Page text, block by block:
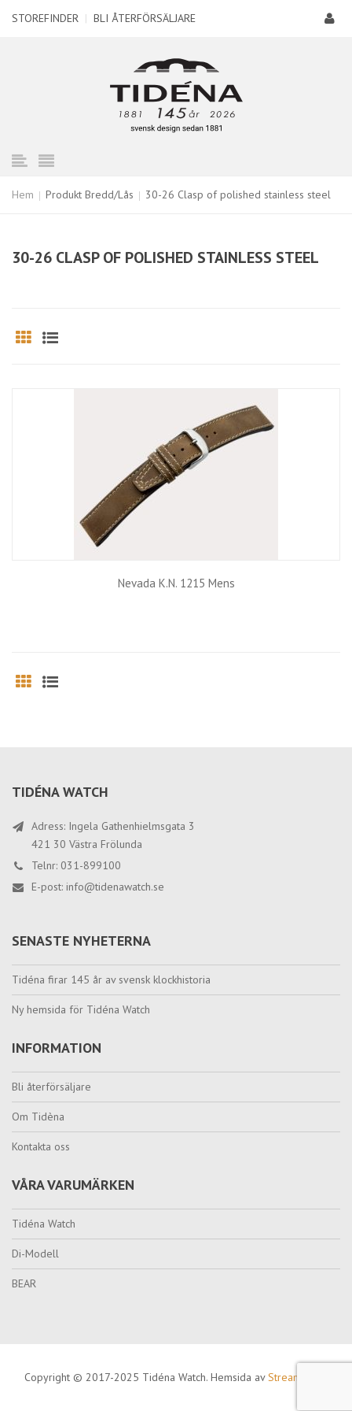
STOREFINDER | BLI ÅTERFÖRSÄLJARE
Hem Produkt Bredd/Lås 30-26 Clasp of polished stainless steel
30-26 CLASP OF POLISHED STAINLESS STEEL
Nevada K.N. 1215 Mens
TIDÉNA WATCH
Adress: Ingela Gathenhielmsgata 3
421 30 Västra Frölunda
Telnr: 031-899100
E-post: info@tidenawatch.se
SENASTE NYHETERNA
Tidéna firar 145 år av svensk klockhistoria
Ny hemsida för Tidéna Watch
INFORMATION
Bli återförsäljare
Om Tidèna
Kontakta oss
VÅRA VARUMÄRKEN
Tidéna Watch
Di-Modell
BEAR
Copyright © 2017-2025 Tidéna Watch. Hemsida avStreamcode